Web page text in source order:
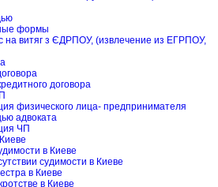
формы
на витяг з ЄДРПОУ, (извлечение из ЕГРПОУ,
договора
физического лица- предпринимателя
адвоката
ЧП
в Киеве
судимости в Киеве
в Киеве
в Киеве